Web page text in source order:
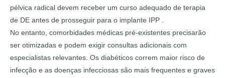
pélvica radical devem receber um curso adequado de terapia
de DE antes de prosseguir para o implante IPP .
No entanto, comorbidades médicas pré-existentes precisarão
ser otimizadas e podem exigir consultas adicionais com
especialistas relevantes. Os diabéticos correm maior risco de
infecção e as doenças infecciosas são mais frequentes e graves